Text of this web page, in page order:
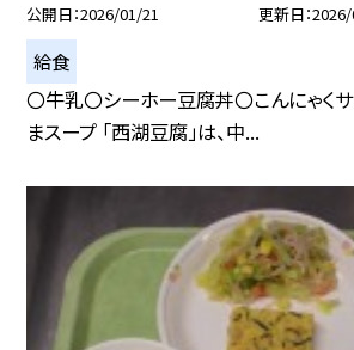
公開日 2026/01/21 更新日
給食
〇牛乳〇シーホー豆腐丼〇こんにゃく
まスープ 「西湖豆腐」は、中...